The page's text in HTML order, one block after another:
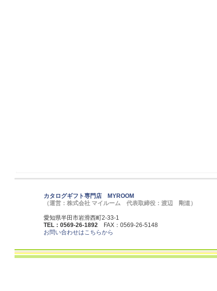
カタログギフト専門店 MYROOM
（運営：株式会社 マイルーム 代表取締役：渡辺 剛道）
愛知県半田市岩滑西町2-33-1
TEL：0569-26-1892 FAX：0569-26-5148
お問い合わせはこちらから